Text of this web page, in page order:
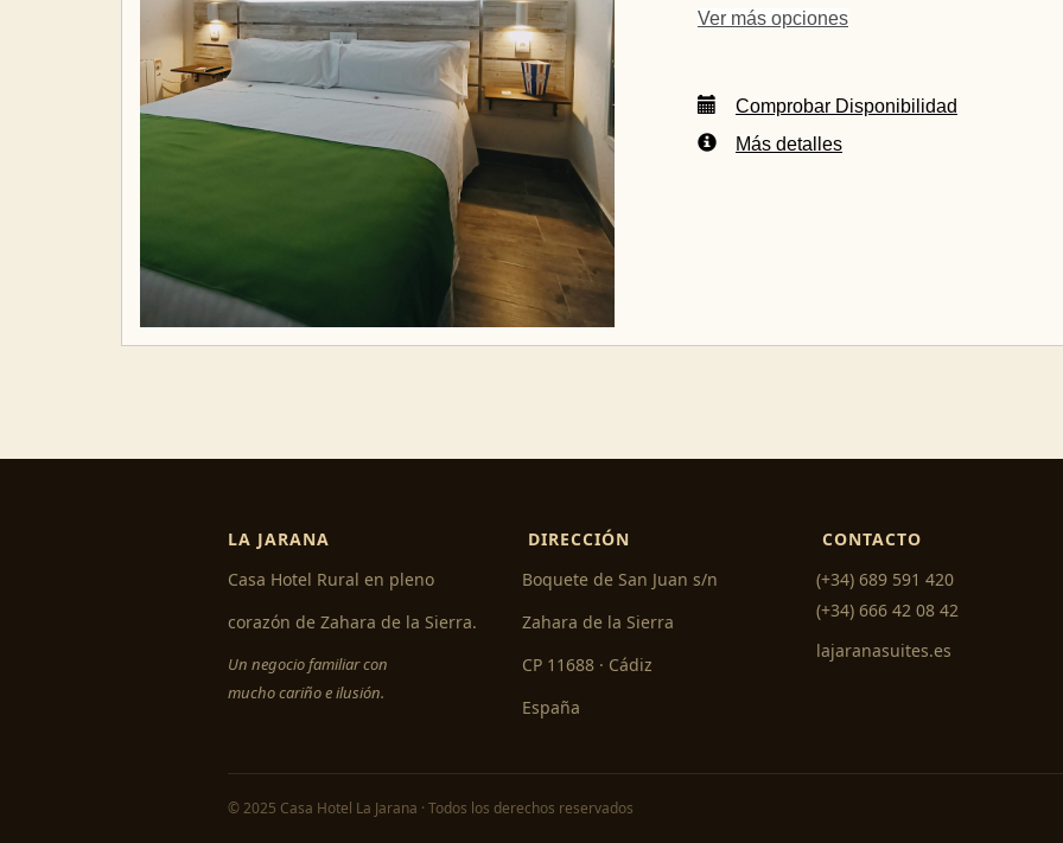
Ver más opciones
Comprobar Disponibilidad
Más detalles
LA JARANA
Casa Hotel Rural en pleno
corazón de Zahara de la Sierra.
Un negocio familiar con
mucho cariño e ilusión.
DIRECCIÓN
Boquete de San Juan s/n
Zahara de la Sierra
CP 11688 · Cádiz
España
CONTACTO
(+34) 689 591 420
(+34) 666 42 08 42
lajaranasuites.es
© 2025 Casa Hotel La Jarana · Todos los derechos reservados